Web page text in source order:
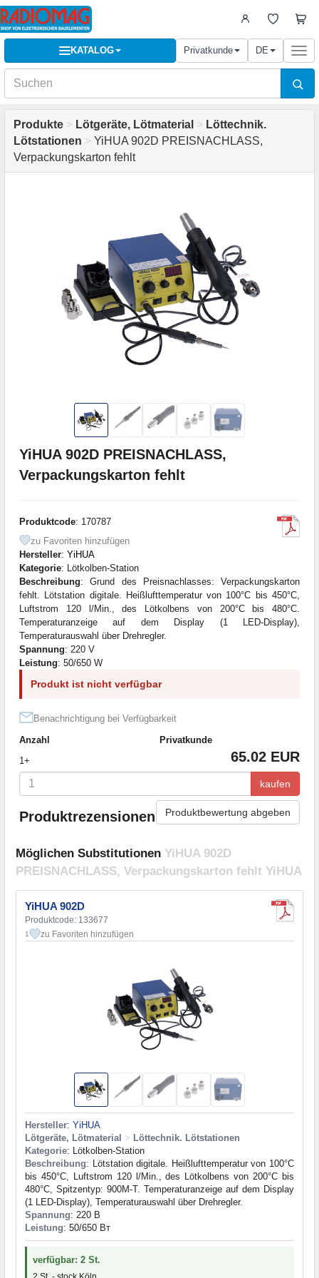
KATALOG Privatkunde DE
Produkte > Lötgeräte, Lötmaterial > Löttechnik.
Lötstationen > YiHUA 902D PREISNACHLASS,
Verpackungskarton fehlt
YiHUA 902D PREISNACHLASS,
Verpackungskarton fehlt
Produktcode: 170787
zu Favoriten hinzufügen
Hersteller: YiHUA
Kategorie: Lötkolben-Station
Beschreibung: Grund des Preisnachlasses: Verpackungskarton
fehlt. Lötstation digitale. Heißlufttemperatur von 100°C bis 450°C,
Luftstrom 120 l/Min., des Lötkolbens von 200°C bis 480°C.
Temperaturanzeige auf dem Display (1 LED-Display),
Temperaturauswahl über Drehregler.
Spannung: 220 V
Leistung: 50/650 W
Produkt ist nicht verfügbar
Benachrichtigung bei Verfügbarkeit
Anzahl
Privatkunde
1+
65.02 EUR
kaufen
Produktrezensionen Produktbewertung abgeben
Möglichen Substitutionen YiHUA 902D
PREISNACHLASS, Verpackungskarton fehlt YiHUA
YiHUA 902D
Produktcode: 133677
1 zu Favoriten hinzufügen
Hersteller: YiHUA
Lötgeräte, Lötmaterial > Löttechnik. Lötstationen
Kategorie: Lötkolben-Station
Beschreibung: Lötstation digitale. Heißlufttemperatur von 100°C
bis 450°C, Luftstrom 120 l/Min., des Lötkolbens von 200°C bis
480°C, Spitzentyp: 900M-T. Temperaturanzeige auf dem Display
(1 LED-Display), Temperaturauswahl über Drehregler.
Spannung: 220 В
Leistung: 50/650 Вт
verfügbar: 2 St.